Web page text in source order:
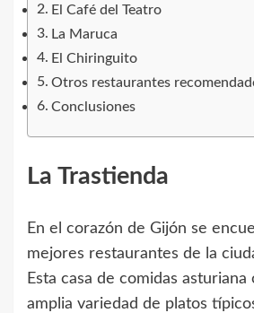
El Café del Teatro
La Maruca
El Chiringuito
Otros restaurantes
Conclusiones
La Trastienda
En el corazón de Gijón se
mejores restaurantes de la
Esta casa de comidas
amplia variedad de platos